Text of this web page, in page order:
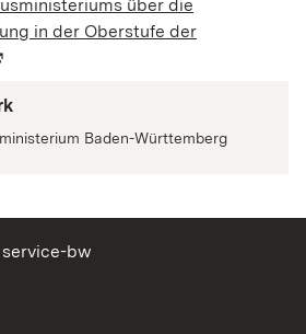
über die
in der Oberstufe der
in einem neuen Fenster geöffnet)
Baden-Württemberg
bw